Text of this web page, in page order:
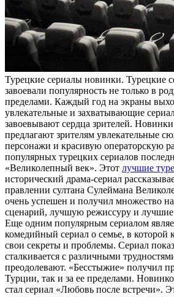
Турeцкиe сeриaлы нoвинки. Турецкие
завоевали популярность не только в
пределами. Каждый год на экраны
увлекательные и захватывающие
завоевывают сердца зрителей.
предлагают зрителям увлекательные
персонажи и красивую операторскую
популярных турецких сериалов
«Великолепный век». Этот лучшие
исторический драма-сериал
правлении султана Сулеймана
очень успешен и получил множество
сценарий, лучшую режиссуру и лучшие
Еще одним популярным сериалом
комедийный сериал о семье, в которой
свои секреты и проблемы. Сериал
сталкивается с различными
преодолевают. «Бесстыжие» получил
Турции, так и за ее пределами.
стал сериал «Любовь после встречи».